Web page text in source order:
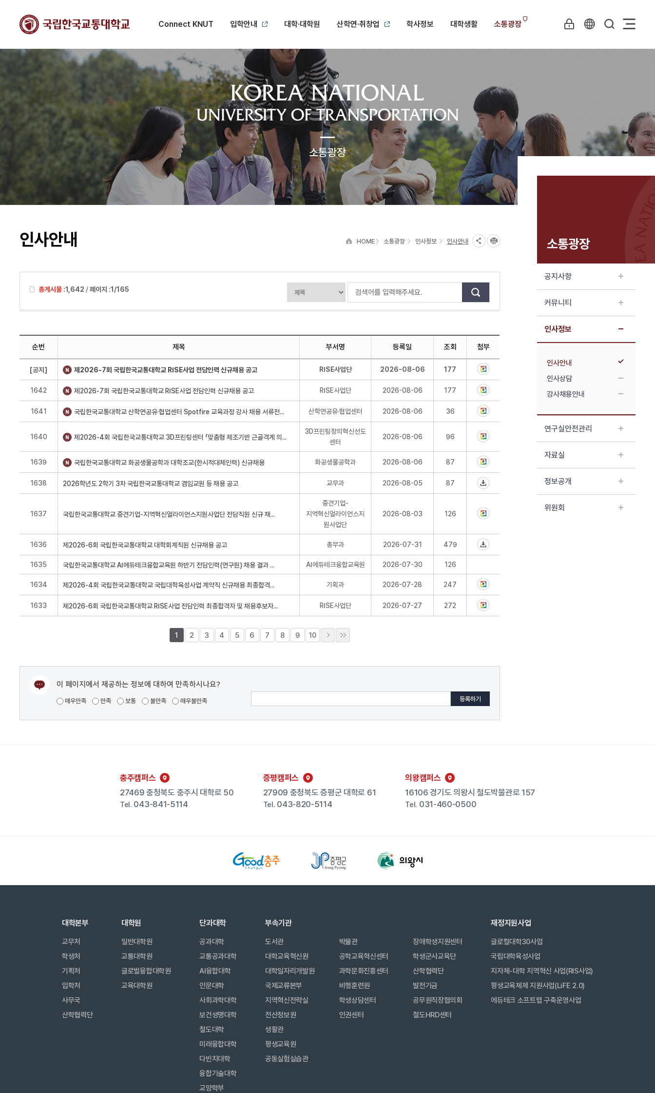
Connect KNUT 입학안내 대학·대학원 산학연·취창업 학사정보 대학생활 소통광장
소통광장
소통광장
공지사항
커뮤니티
인사정보
인사안내
인사상담
강사채용안내
연구실안전관리
자료실
정보공개
위원회
인사안내 HOME 소통광장 인사정보 인사안내
총게시물 :1,642 /페이지 :1/165
순번 제목 부서명 등록일 조회 첨부
[공지] 제2026-7회 국립한국교통대학교 RISE사업 전담인력 신규채용 공고 RISE사업단 2026-08-06 177
1642 RISE사업단 2026-08-06 177
1641 산학연공유·협업센터 2026-08-06 36
1640
3D프린팅창의혁신선도
센터
2026-08-06 96
1639 화공생물공학과 2026-08-06 87
1638 교무과 2026-08-05 87
1637
중견기업-
지역혁신얼라이언스지
원사업단
2026-08-03 126
1636 총무과 2026-07-31 479
1635 AI에듀테크융합교육원 2026-07-30 126
1634 기획과 2026-07-28 247
1633 RISE사업단 2026-07-27 272
1 2 3 4 5 6 7 8 9 10
이 페이지에서 제공하는 정보에 대하여 만족하시나요?
매우만족 만족 보통 불만족 매우불만족
충주캠퍼스
27469 충청북도 충주시 대학로 50
Tel. 043-841-5114
증평캠퍼스
27909 충청북도 증평군 대학로 61
Tel. 043-820-5114
의왕캠퍼스
16106 경기도 의왕시 철도박물관로 157
Tel. 031-460-0500
대학본부
교무처
학생처
기획처
입학처
사무국
산학협력단
대학원
일반대학원
교통대학원
글로벌융합대학원
교육대학원
단과대학
공과대학
교통공과대학
AI융합대학
인문대학
사회과학대학
보건생명대학
철도대학
미래융합대학
다빈치대학
융합기술대학
교양학부
부속기관
도서관
대학교육혁신원
대학일자리개발원
국제교류본부
지역혁신전략실
전산정보원
생활관
평생교육원
공동실험실습관
박물관
공학교육혁신센터
과학문화진흥센터
비행훈련원
학생상담센터
인권센터
장애학생지원센터
학생군사교육단
산학협력단
발전기금
공무원직장협의회
철도HRD센터
재정지원사업
글로컬대학30사업
국립대학육성사업
지자체-대학 지역혁신 사업(RIS사업)
평생교육체제 지원사업(LiFE 2.0)
에듀테크 소프트랩 구축운영사업